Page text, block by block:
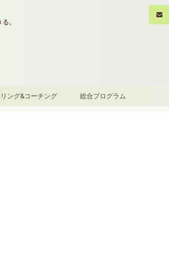
。
ング&コーチング 総合プログラム